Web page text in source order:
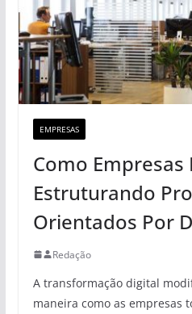
EMPRESAS
Como Empresas
Estruturando
Orientados Por
Redação
A transformação digital
maneira como as empresas